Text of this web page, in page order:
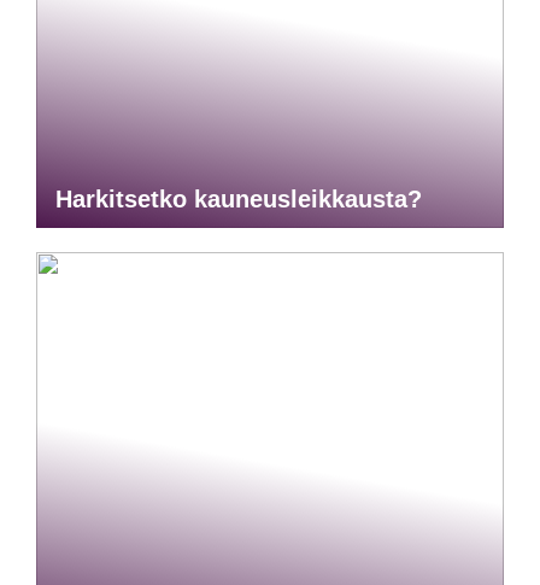
Harkitsetko kauneusleikkausta?